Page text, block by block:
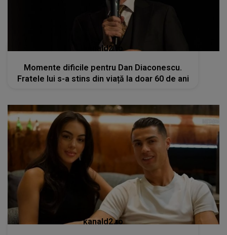
kanald2.ro
Momente dificile pentru Dan Diaconescu.
Fratele lui s-a stins din viață la doar 60 de ani
kanald2.ro